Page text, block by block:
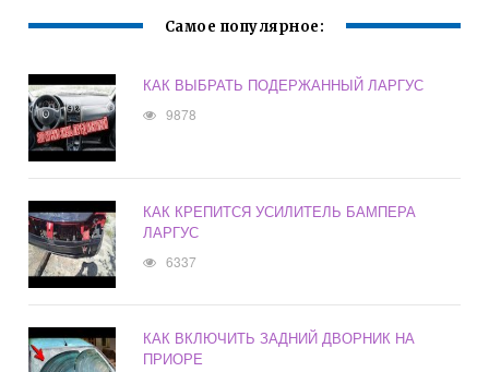
Самое популярное:
КАК ВЫБРАТЬ ПОДЕРЖАННЫЙ ЛАРГУС
9878
КАК КРЕПИТСЯ УСИЛИТЕЛЬ БАМПЕРА
ЛАРГУС
6337
КАК ВКЛЮЧИТЬ ЗАДНИЙ ДВОРНИК НА
ПРИОРЕ